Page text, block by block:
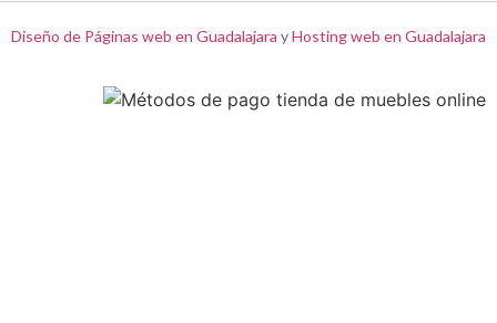
Diseño de Páginas web en Guadalajara yHosting web en Guadalajara